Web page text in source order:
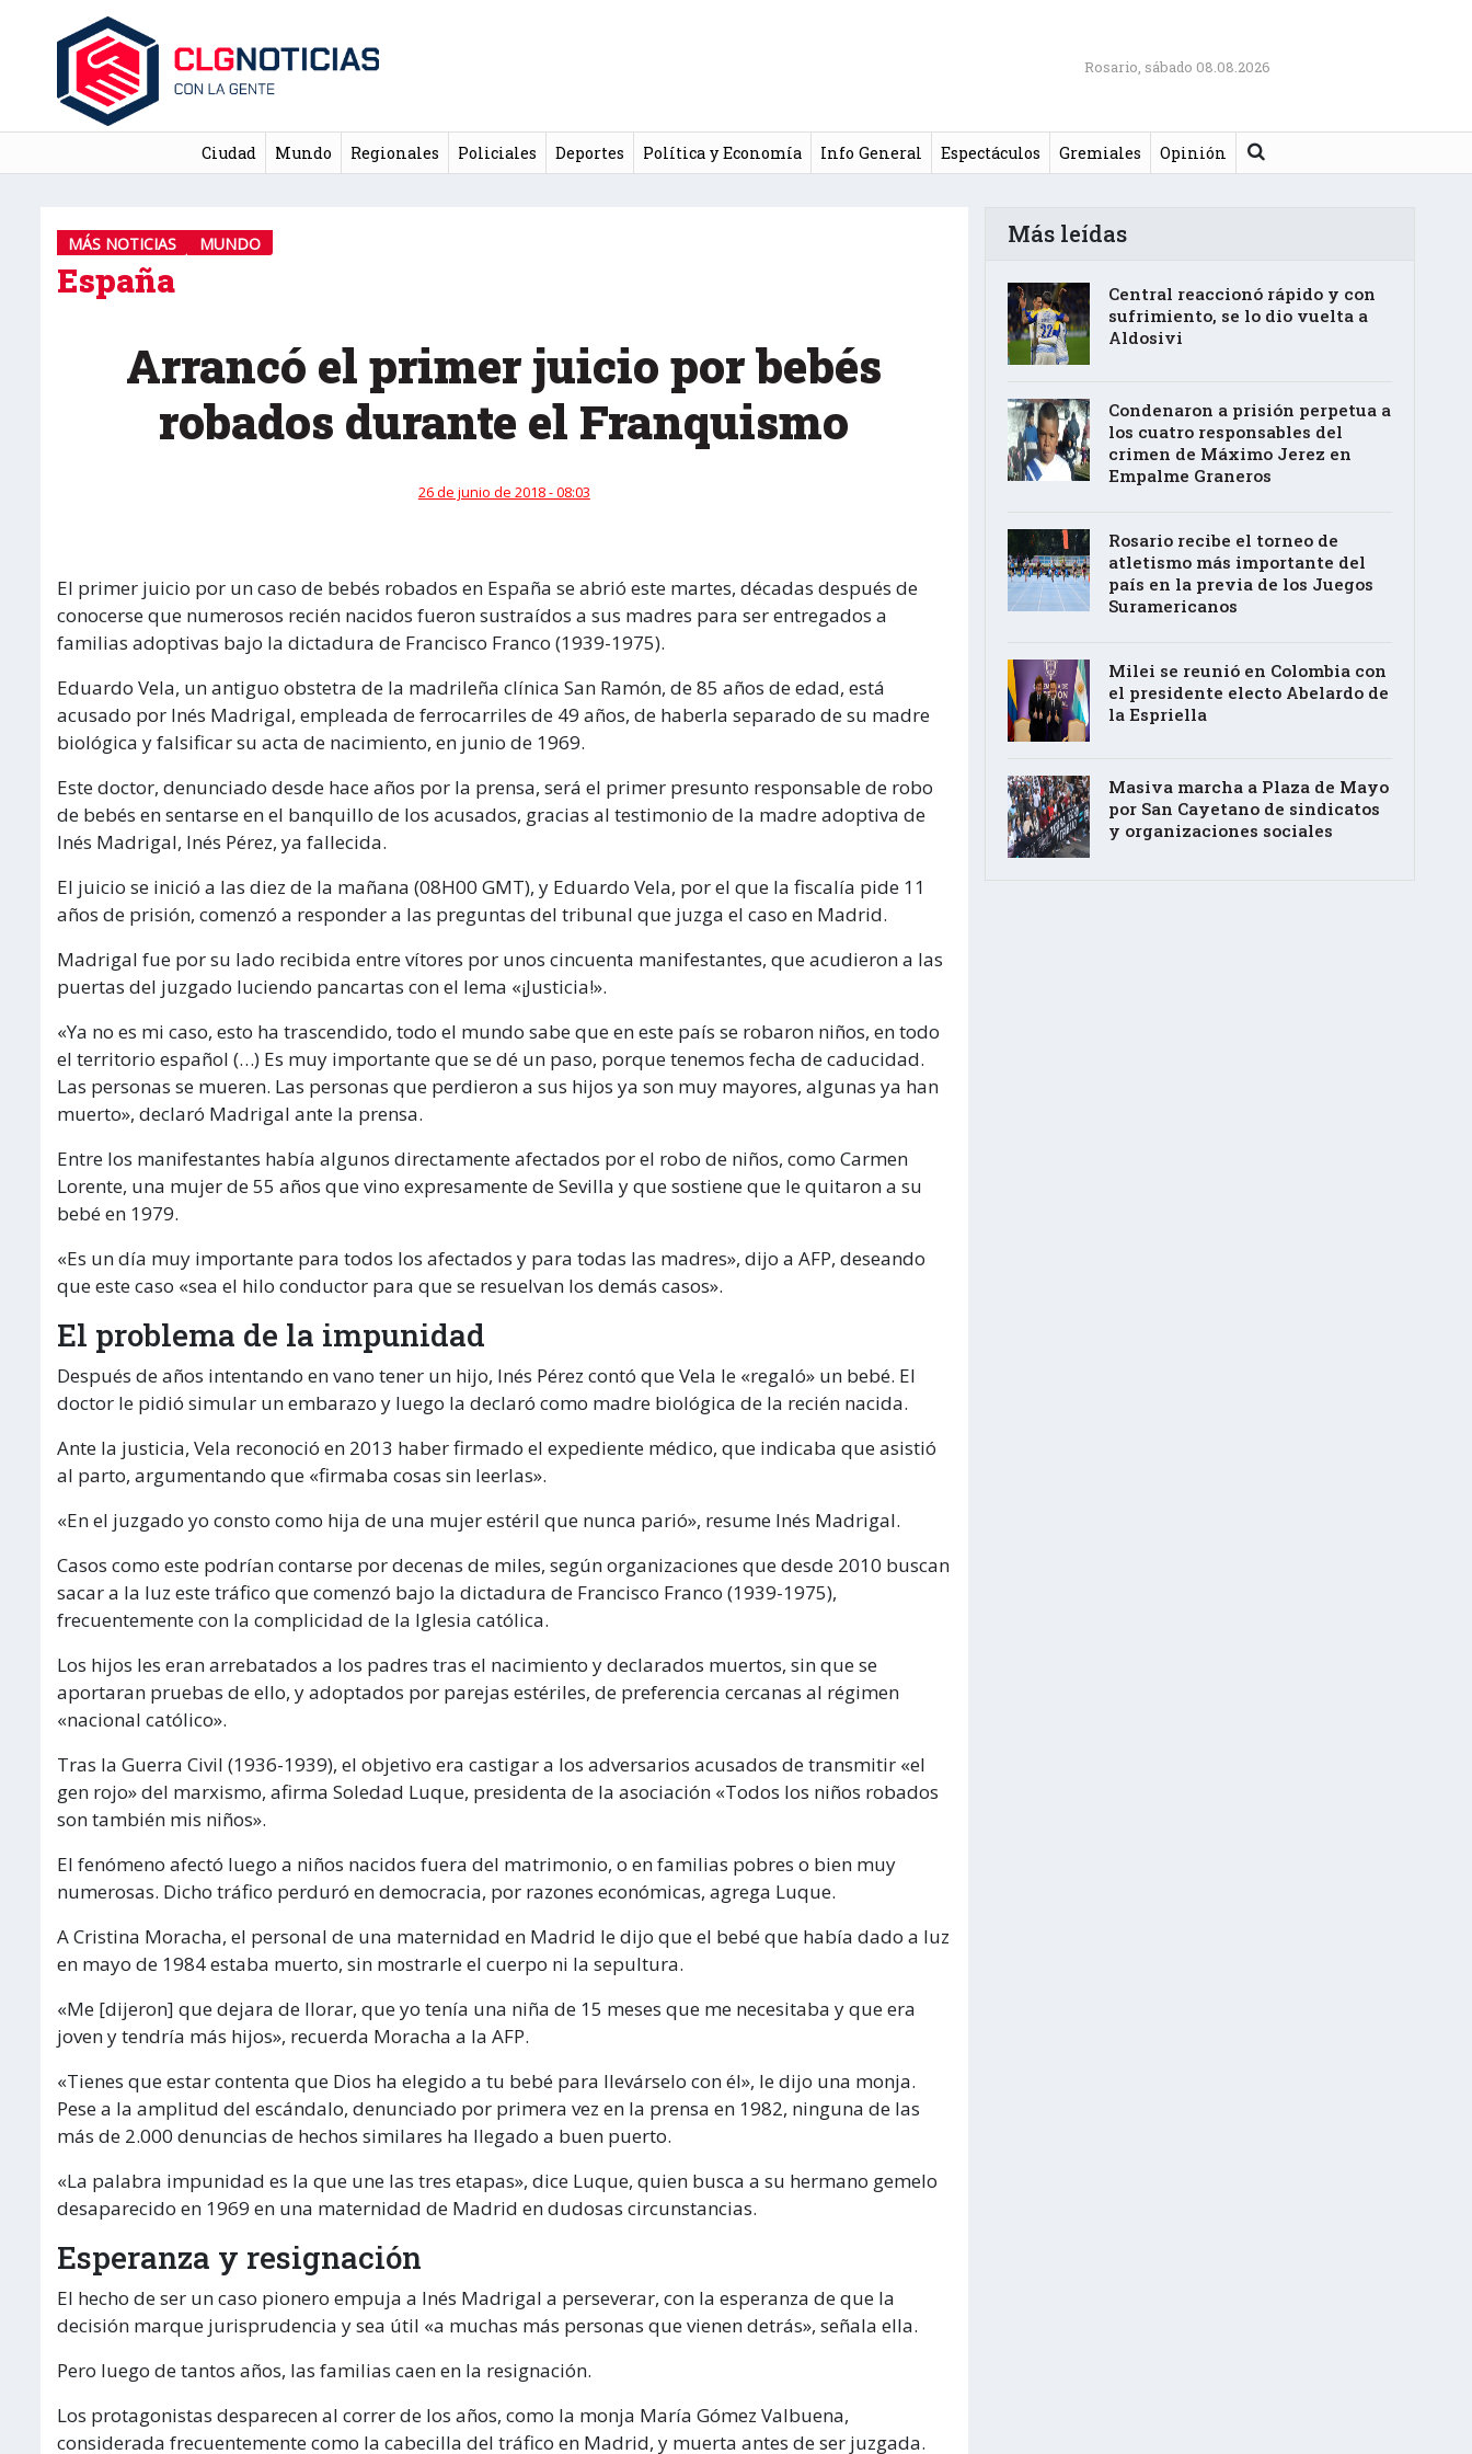
Rosario, sábado 08.08.2026
Ciudad Mundo Regionales Policiales Deportes Política y Economía Info General Espectáculos Gremiales Opinión Buscar
MÁS NOTICIAS MUNDO
España
Arrancó el primer juicio por bebés
robados durante el Franquismo
26 de junio de 2018 - 08:03
El primer juicio por un caso de bebés robados en España se abrió este martes, décadas después de
conocerse que numerosos recién nacidos fueron sustraídos a sus madres para ser entregados a
familias adoptivas bajo la dictadura de Francisco Franco (1939-1975).
Eduardo Vela, un antiguo obstetra de la madrileña clínica San Ramón, de 85 años de edad, está
acusado por Inés Madrigal, empleada de ferrocarriles de 49 años, de haberla separado de su madre
biológica y falsificar su acta de nacimiento, en junio de 1969.
Este doctor, denunciado desde hace años por la prensa, será el primer presunto responsable de robo
de bebés en sentarse en el banquillo de los acusados, gracias al testimonio de la madre adoptiva de
Inés Madrigal, Inés Pérez, ya fallecida.
El juicio se inició a las diez de la mañana (08H00 GMT), y Eduardo Vela, por el que la fiscalía pide 11
años de prisión, comenzó a responder a las preguntas del tribunal que juzga el caso en Madrid.
Madrigal fue por su lado recibida entre vítores por unos cincuenta manifestantes, que acudieron a las
puertas del juzgado luciendo pancartas con el lema «¡Justicia!».
«Ya no es mi caso, esto ha trascendido, todo el mundo sabe que en este país se robaron niños, en todo
el territorio español (…) Es muy importante que se dé un paso, porque tenemos fecha de caducidad.
Las personas se mueren. Las personas que perdieron a sus hijos ya son muy mayores, algunas ya han
muerto», declaró Madrigal ante la prensa.
Entre los manifestantes había algunos directamente afectados por el robo de niños, como Carmen
Lorente, una mujer de 55 años que vino expresamente de Sevilla y que sostiene que le quitaron a su
bebé en 1979.
«Es un día muy importante para todos los afectados y para todas las madres», dijo a AFP, deseando
que este caso «sea el hilo conductor para que se resuelvan los demás casos».
El problema de la impunidad
Después de años intentando en vano tener un hijo, Inés Pérez contó que Vela le «regaló» un bebé. El
doctor le pidió simular un embarazo y luego la declaró como madre biológica de la recién nacida.
Ante la justicia, Vela reconoció en 2013 haber firmado el expediente médico, que indicaba que asistió
al parto, argumentando que «firmaba cosas sin leerlas».
«En el juzgado yo consto como hija de una mujer estéril que nunca parió», resume Inés Madrigal.
Casos como este podrían contarse por decenas de miles, según organizaciones que desde 2010 buscan
sacar a la luz este tráfico que comenzó bajo la dictadura de Francisco Franco (1939-1975),
frecuentemente con la complicidad de la Iglesia católica.
Los hijos les eran arrebatados a los padres tras el nacimiento y declarados muertos, sin que se
aportaran pruebas de ello, y adoptados por parejas estériles, de preferencia cercanas al régimen
«nacional católico».
Tras la Guerra Civil (1936-1939), el objetivo era castigar a los adversarios acusados de transmitir «el
gen rojo» del marxismo, afirma Soledad Luque, presidenta de la asociación «Todos los niños robados
son también mis niños».
El fenómeno afectó luego a niños nacidos fuera del matrimonio, o en familias pobres o bien muy
numerosas. Dicho tráfico perduró en democracia, por razones económicas, agrega Luque.
A Cristina Moracha, el personal de una maternidad en Madrid le dijo que el bebé que había dado a luz
en mayo de 1984 estaba muerto, sin mostrarle el cuerpo ni la sepultura.
«Me [dijeron] que dejara de llorar, que yo tenía una niña de 15 meses que me necesitaba y que era
joven y tendría más hijos», recuerda Moracha a la AFP.
«Tienes que estar contenta que Dios ha elegido a tu bebé para llevárselo con él», le dijo una monja.
Pese a la amplitud del escándalo, denunciado por primera vez en la prensa en 1982, ninguna de las
más de 2.000 denuncias de hechos similares ha llegado a buen puerto.
«La palabra impunidad es la que une las tres etapas», dice Luque, quien busca a su hermano gemelo
desaparecido en 1969 en una maternidad de Madrid en dudosas circunstancias.
Esperanza y resignación
El hecho de ser un caso pionero empuja a Inés Madrigal a perseverar, con la esperanza de que la
decisión marque jurisprudencia y sea útil «a muchas más personas que vienen detrás», señala ella.
Pero luego de tantos años, las familias caen en la resignación.
Los protagonistas desparecen al correr de los años, como la monja María Gómez Valbuena,
considerada frecuentemente como la cabecilla del tráfico en Madrid, y muerta antes de ser juzgada.
Más leídas
Central reaccionó rápido y con
sufrimiento, se lo dio vuelta a
Aldosivi
Condenaron a prisión perpetua a
los cuatro responsables del
crimen de Máximo Jerez en
Empalme Graneros
Rosario recibe el torneo de
atletismo más importante del
país en la previa de los Juegos
Suramericanos
Milei se reunió en Colombia con
el presidente electo Abelardo de
la Espriella
Masiva marcha a Plaza de Mayo
por San Cayetano de sindicatos
y organizaciones sociales